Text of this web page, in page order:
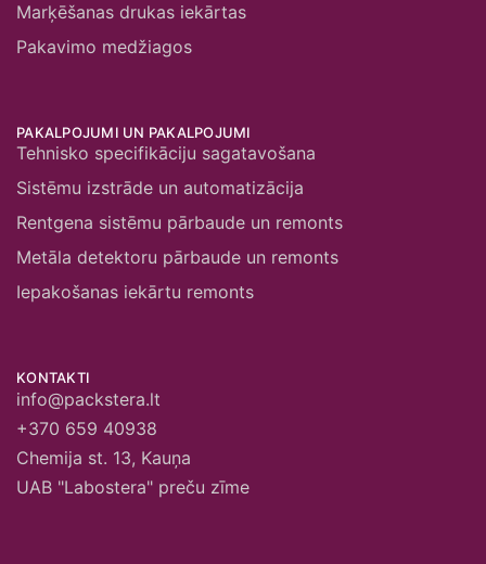
Marķēšanas drukas iekārtas
Pakavimo medžiagos
PAKALPOJUMI UN PAKALPOJUMI
Tehnisko specifikāciju sagatavošana
Sistēmu izstrāde un automatizācija
Rentgena sistēmu pārbaude un remonts
Metāla detektoru pārbaude un remonts
Iepakošanas iekārtu remonts
KONTAKTI
info@packstera.lt
+370 659 40938
Chemija st. 13, Kauņa
UAB "Labostera" preču zīme